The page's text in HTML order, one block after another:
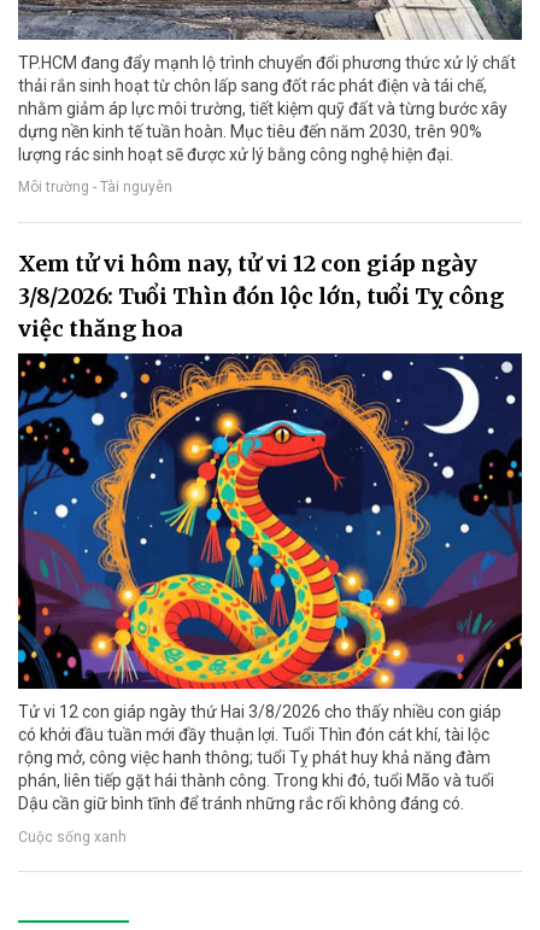
TP.HCM đang đẩy mạnh lộ trình chuyển đổi phương thức xử lý chất
thải rắn sinh hoạt từ chôn lấp sang đốt rác phát điện và tái chế,
nhằm giảm áp lực môi trường, tiết kiệm quỹ đất và từng bước xây
dựng nền kinh tế tuần hoàn. Mục tiêu đến năm 2030, trên 90%
lượng rác sinh hoạt sẽ được xử lý bằng công nghệ hiện đại.
Môi trường - Tài nguyên
Xem tử vi hôm nay, tử vi 12 con giáp ngày
3/8/2026: Tuổi Thìn đón lộc lớn, tuổi Tỵ công
việc thăng hoa
Tử vi 12 con giáp ngày thứ Hai 3/8/2026 cho thấy nhiều con giáp
có khởi đầu tuần mới đầy thuận lợi. Tuổi Thìn đón cát khí, tài lộc
rộng mở, công việc hanh thông; tuổi Tỵ phát huy khả năng đàm
phán, liên tiếp gặt hái thành công. Trong khi đó, tuổi Mão và tuổi
Dậu cần giữ bình tĩnh để tránh những rắc rối không đáng có.
Cuộc sống xanh